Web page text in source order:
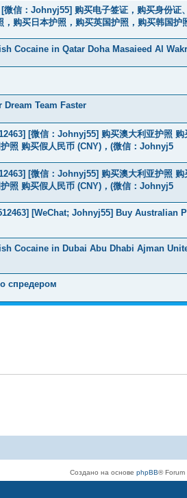
信：Johnyj55] 购买电子签证，购买身份证
购买日本护照，购买英国护照，购买韩国护
Cocaine in Qatar Doha Masaieed Al
Team Faster
[微信：Johnyj55] 购买澳大利亚护照 购
照 购买假人民币 (CNY)，(微信：Johnyj5
[微信：Johnyj55] 购买澳大利亚护照 购
照 购买假人民币 (CNY)，(微信：Johnyj5
[WeChat; Johnyj55] Buy Australian
Cocaine in Dubai Abu Dhabi Ajman
спредером
Создано на основе phpBB® Forum